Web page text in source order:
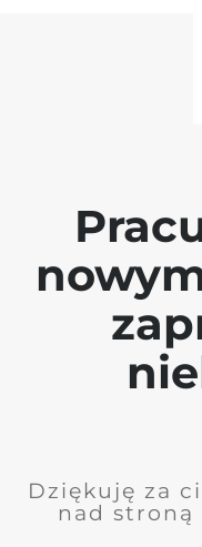
Dziękuję za
nad